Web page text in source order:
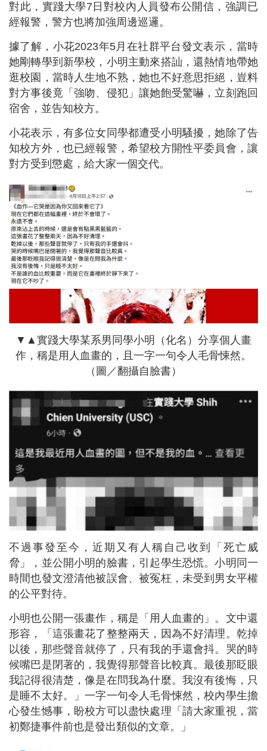
對此，實踐大學7日對校內人員發布公開信，強調已
經報警，警方也將加強周邊巡邏。
據了解，小花2023年5月在社群平台發文表示，當時
她剛轉學到新學校，小明主動來搭訕，還熱情地帶她
逛校園，當時人生地不熟，她也不好意思拒絕，豈料
對方事後竟「強吻、侵犯」讓她飽受驚嚇，立刻跑回
宿舍，並告知校方。
小花表示，有多位女同學都遭受小明騷擾，她除了告
知校方外，也已經報警，希望校方開性平委員會，讓
對方受到懲處，給大家一個交代。
▼▲實踐大學某系男同學小明（化名）分享個人畫
作，稱是用人血畫的，且一字一句令人毛骨悚然。
（圖／翻攝自臉書）
不過事發至今，近期又有人稱自己收到「死亡威
脅」，並公開小明的臉書，引起學生恐慌。小明同一
時間也發文澄清他被誤會、被冤枉，未受到男女平權
的公平對待。
小明也公開一張畫作，稱是「用人血畫的」。文中還
形容，「這張畫花了整整兩天，因為不好清理。乾掉
以後，那些聲音就停了，只有我的手還會抖。哭的時
候嘴巴是閉著的，我覺得那聲音比較真。最後那眨眼
我記得很清楚，像是在問我為什麼。我沒有後悔，只
是睡不太好。」一字一句令人毛骨悚然，校內學生擔
心發生憾事，盼校方可以盡快處理「請大家重視，當
初鄭捷事件前也是發出類似的文章。」